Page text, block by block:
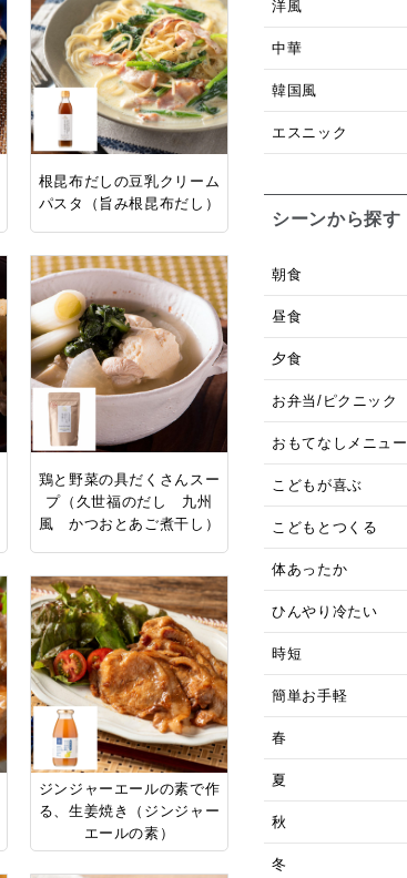
根昆布だしの豆乳クリーム
パスタ（旨み根昆布だし）
鶏と野菜の具だくさんスー
プ（久世福のだし 九州
風 かつおとあご煮干し）
ジンジャーエールの素で作
る、生姜焼き（ジンジャー
エールの素）
洋風
中華
韓国風
エスニック
シーンから探す
朝食
昼食
夕食
お弁当/ピクニック
おもてなしメニュー
こどもが喜ぶ
こどもとつくる
体あったか
ひんやり冷たい
時短
簡単お手軽
春
夏
秋
冬